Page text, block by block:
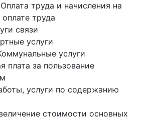
Оплата труда и начисления на
труда
связи
услуги
услуги
плата за пользование
услуги по содержанию
стоимости основных